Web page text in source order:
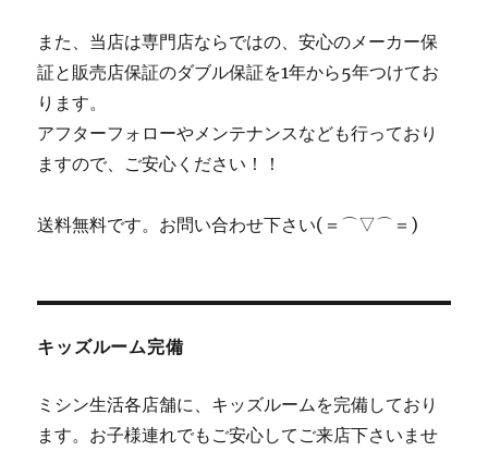
また、当店は専門店ならではの、安心のメーカー保
証と販売店保証のダブル保証を1年から5年つけてお
ります。
アフターフォローやメンテナンスなども行っており
ますので、ご安心ください！！
送料無料です。お問い合わせ下さい(＝⌒▽⌒＝)
キッズルーム完備
ミシン生活各店舗に、キッズルームを完備しており
ます。お子様連れでもご安心してご来店下さいませ